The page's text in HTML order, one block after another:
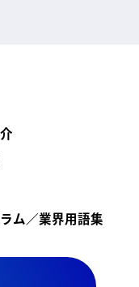
ム／業界用語集